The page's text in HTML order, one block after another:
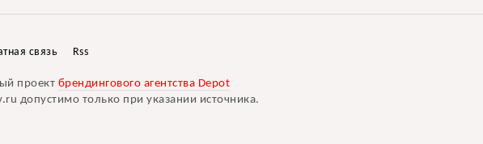
связь Rss
проект брендингового агентства Depot
допустимо только при указании источника.